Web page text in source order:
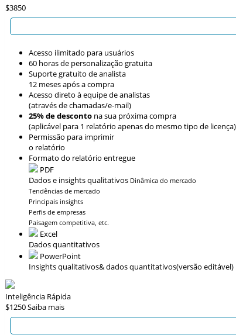
$3850
Acesso ilimitado para usuários
60 horas de personalização gratuita
Suporte gratuito de analista
12 meses após a compra
Acesso direto à equipe de analistas
(através de chamadas/e-mail)
25% de desconto na sua próxima compra
(aplicável para 1 relatório apenas do mesmo tipo de licença)
Permissão para imprimir
o relatório
Formato do relatório entregue
PDF
Dados e insights qualitativos Dinâmica do mercado
Tendências de mercado
Principais insights
Perfis de empresas
Paisagem competitiva, etc.
Excel
Dados quantitativos
PowerPoint
Insights qualitativos& dados quantitativos(versão editável)
Inteligência Rápida
$1250Saiba mais